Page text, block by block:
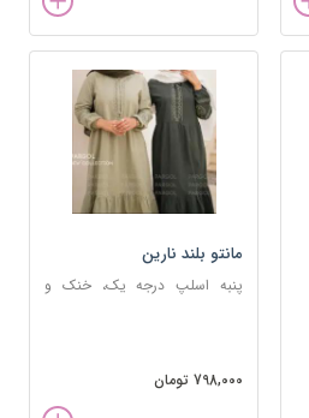
مانتو بلند نارین
پنبه اسلپ درجه یک، خنک و
798,000 تومان